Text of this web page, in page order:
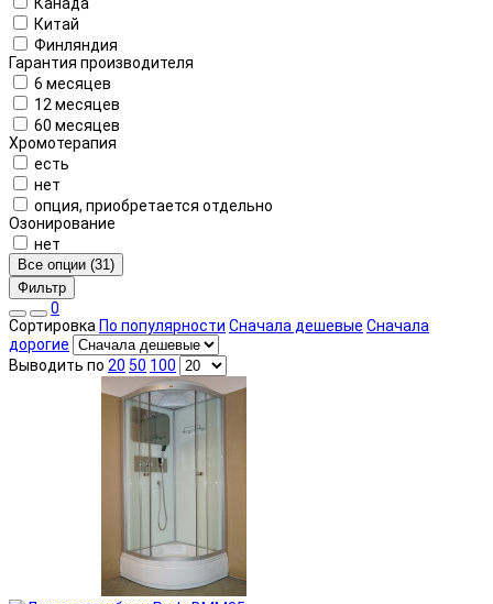
Китай
Финляндия
Гарантия производителя
6 месяцев
12 месяцев
60 месяцев
Хромотерапия
есть
нет
опция, приобретается отдельно
Озонирование
нет
Все опции (31)
Фильтр
0
Сортировка По популярности Сначала дешевые Сначала
дорогие
Выводить по 20 50 100